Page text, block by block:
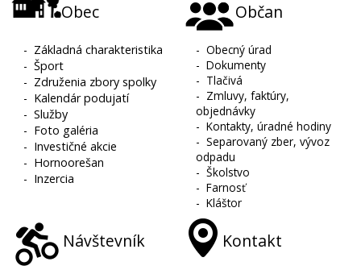
Obec
- Základná charakteristika
-Šport
- Združenia zbory spolky
- Kalendár podujatí
-Služby
- Foto galéria
- Investičné akcie
- Hornoorešan
- Inzercia
Občan
-Obecný úrad
-Dokumenty
- Tlačivá
- Zmluvy, faktúry,
objednávky
-Kontakty, úradné hodiny
-Separovaný zber, vývoz
odpadu
-Školstvo
-Farnosť
-Kláštor
Návštevník Kontakt